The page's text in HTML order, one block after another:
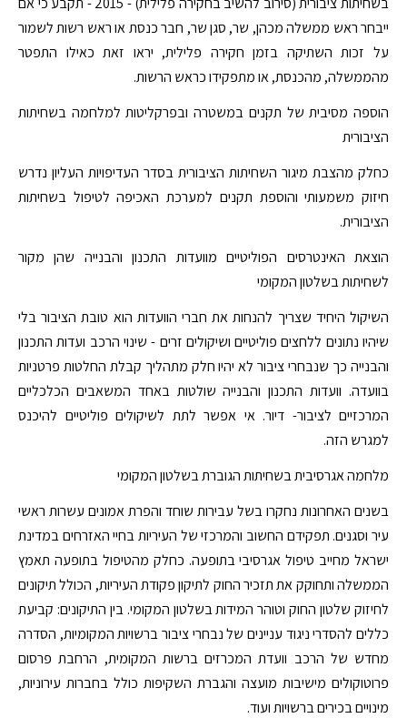
ייבחר ראש ממשלה מכהן, שר, סגן שר, חבר כנסת או ראש רשות לשמור
על זכות השתיקה בזמן חקירה פלילית, יראו זאת כאילו התפטר
מהממשלה, מהכנסת, או מתפקידו כראש הרשות.
הוספה מסיבית של תקנים במשטרה ובפרקליטות למלחמה בשחיתות
הציבורית
כחלק מהצבת מיגור השחיתות הציבורית בסדר העדיפויות העליון נדרש
חיזוק משמעותי והוספת תקנים למערכת האכיפה לטיפול בשחיתות
הציבורית.
הוצאת האינטרסים הפוליטיים מוועדות התכנון והבנייה שהן מקור
לשחיתות בשלטון המקומי
השיקול היחיד שצריך להנחות את חברי הוועדות הוא טובת הציבור בלי
שיהיו נתונים ללחצים פוליטיים ושיקולים זרים - שינוי הרכב ועדות התכנון
והבנייה כך שנבחרי ציבור לא יהיו חלק מתהליך קבלת החלטות פרטניות
בוועדה. וועדות התכנון והבנייה שולטות באחד המשאבים הכלכליים
המרכזיים לציבור- דיור. אי אפשר לתת לשיקולים פוליטיים להיכנס
למגרש הזה.
מלחמה אגרסיבית בשחיתות הגוברת בשלטון המקומי
בשנים האחרונות נחקרו בשל עבירות שוחד והפרת אמונים עשרות ראשי
עיר וסגנים. תפקידם החשוב והמרכזי של העיריות בחיי האזרחים במדינת
ישראל מחייב טיפול אגרסיבי בתופעה. כחלק מהטיפול בתופעה תאמץ
הממשלה ותחוקק את תזכיר החוק לתיקון פקודת העיריות, הכולל תיקונים
לחיזוק שלטון החוק וטוהר המידות בשלטון המקומי. בין התיקונים: קביעת
כללים להסדרי ניגוד עניינים של נבחרי ציבור ברשויות המקומיות, הסדרה
מחדש של הרכב וועדת המכרזים ברשות המקומית, הרחבת פרסום
פרוטוקולים מישיבות מועצה והגברת השקיפות כולל בחברות עירוניות,
מינויים בכירים ברשויות ועוד.